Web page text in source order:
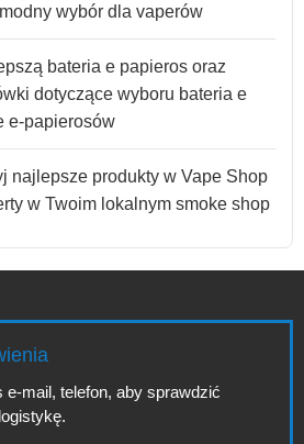
wybór dla vaperów
bateria e papieros oraz
dotyczące wyboru bateria e
e-papierosów
najlepsze produkty w Vape Shop
w Twoim lokalnym smoke shop
e-mail, telefon, aby sprawdzić